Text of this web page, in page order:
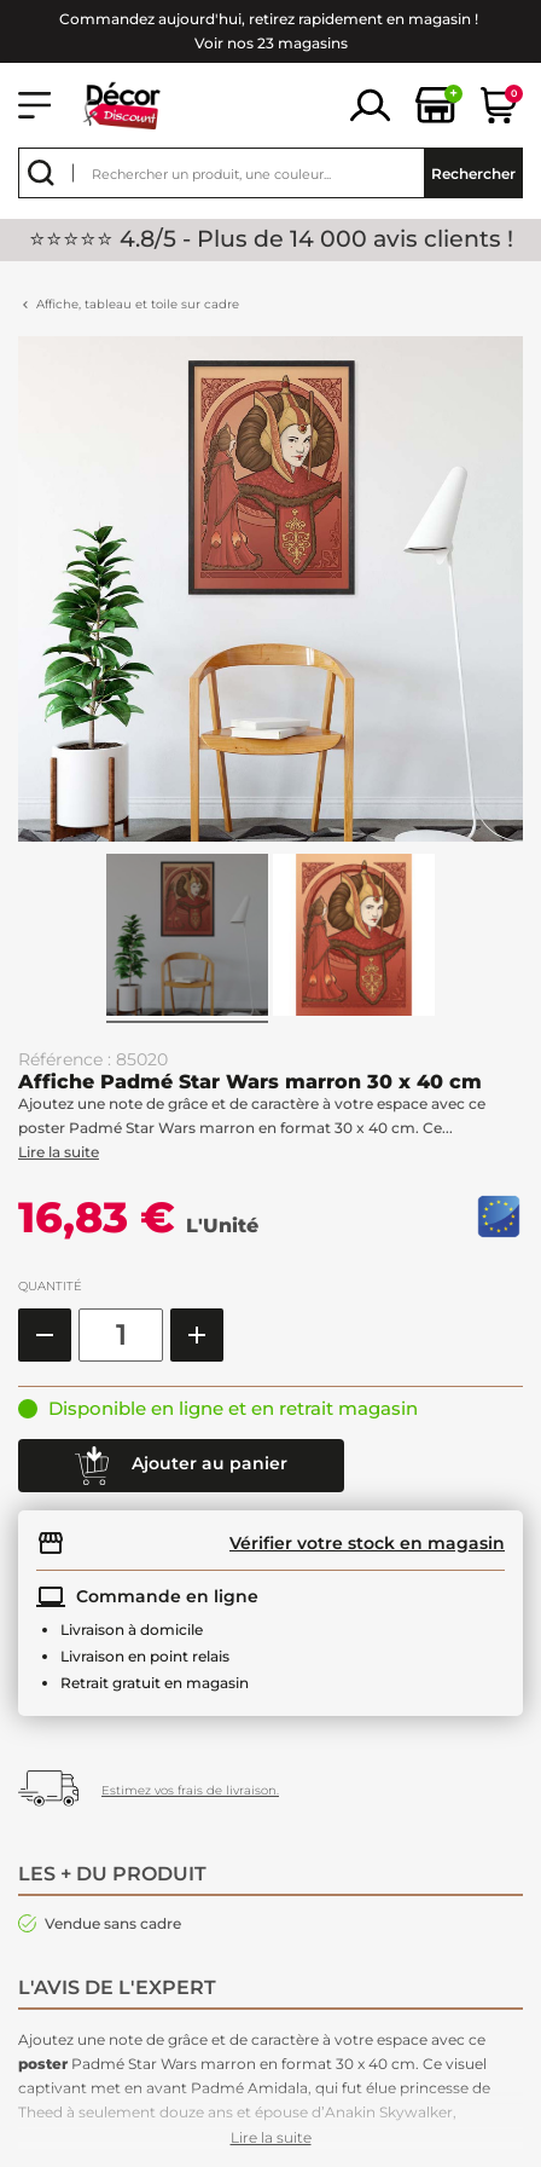
Commandez aujourd'hui, retirez rapidement en magasin !
Voir nos 23 magasins
+ 0
Rechercher
⭐⭐⭐⭐⭐ 4.8/5 - Plus de 14 000 avis clients !
Affiche, tableau et toile sur cadre
Référence : 85020
Affiche Padmé Star Wars marron 30 x 40 cm
Ajoutez une note de grâce et de caractère à votre espace avec ce
poster Padmé Star Wars marron en format 30 x 40 cm. Ce...
Lire la suite
16,83 € L'Unité
QUANTITÉ
Disponible en ligne et en retrait magasin
Ajouter au panier
Vérifier votre stock en magasin
Commande en ligne
Livraison à domicile
Livraison en point relais
Retrait gratuit en magasin
Estimez vos frais de livraison.
LES + DU PRODUIT
Vendue sans cadre
L'AVIS DE L'EXPERT
Ajoutez une note de grâce et de caractère à votre espace avec ce
poster Padmé Star Wars marron en format 30 x 40 cm. Ce visuel
captivant met en avant Padmé Amidala, qui fut élue princesse de
Theed à seulement douze ans et épouse d’Anakin Skywalker,
rayonnant de sérénité et de force intérieure. Avec ses teintes marron
Lire la suite